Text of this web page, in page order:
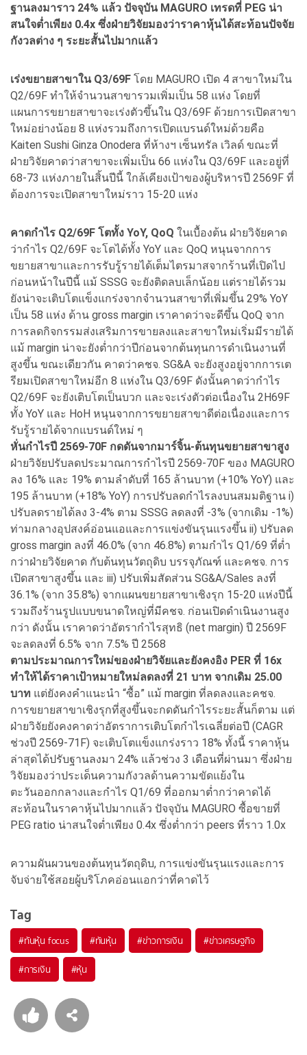
ฐานลงมาราว 24% แล้ว ปัจจุบัน MAGURO เทรดที่ PEG น่า
สนใจต่ำเพียง 0.4x ซึ่งฝ่ายวิจัยมองว่าราคาหุ้นได้สะท้อนปัจจัย
กังวลต่าง ๆ ระยะสั้นไปมากแล้ว
เร่งขยายสาขาใน Q3/69F โดย MAGURO เปิด 4 สาขาใหม่ใน
Q2/69F ทำให้จำนวนสาขารวมเพิ่มเป็น 58 แห่ง โดยที่
แผนการขยายสาขาจะเร่งตัวขึ้นใน Q3/69F ด้วยการเปิดสาขา
ใหม่อย่างน้อย 8 แห่งรวมถึงการเปิดแบรนด์ใหม่ด้วยคือ
Kaiten Sushi Ginza Onodera ที่ห้างฯ เซ็นทรัล เวิลด์ ขณะที่
ฝ่ายวิจัยคาดว่าสาขาจะเพิ่มเป็น 66 แห่งใน Q3/69F และอยู่ที่
68-73 แห่งภายในสิ้นปีนี้ ใกล้เคียงเป้าของผู้บริหารปี 2569F ที่
ต้องการจะเปิดสาขาใหม่ราว 15-20 แห่ง
คาดกำไร Q2/69F โตทั้ง YoY, QoQ ในเบื้องต้น ฝ่ายวิจัยคาด
ว่ากำไร Q2/69F จะโตได้ทั้ง YoY และ QoQ หนุนจากการ
ขยายสาขาและการรับรู้รายได้เต็มไตรมาสจากร้านที่เปิดไป
ก่อนหน้าในปีนี้ แม้ SSSG จะยังติดลบเล็กน้อย แต่รายได้รวม
ยังน่าจะเติบโตแข็งแกร่งจากจำนวนสาขาที่เพิ่มขึ้น 29% YoY
เป็น 58 แห่ง ด้าน gross margin เราคาดว่าจะดีขึ้น QoQ จาก
การลดกิจกรรมส่งเสริมการขายลงและสาขาใหม่เริ่มมีรายได้
แม้ margin น่าจะยังต่ำกว่าปีก่อนจากต้นทุนการดำเนินงานที่
สูงขึ้น ขณะเดียวกัน คาดว่าคชจ. SG&A จะยังสูงอยู่จากการเต
รียมเปิดสาขาใหม่อีก 8 แห่งใน Q3/69F ดังนั้นคาดว่ากำไร
Q2/69F จะยังเติบโตเป็นบวก และจะเร่งตัวต่อเนื่องใน 2H69F
ทั้ง YoY และ HoH หนุนจากการขยายสาขาดีต่อเนื่องและการ
รับรู้รายได้จากแบรนด์ใหม่ ๆ
หั่นกำไรปี 2569-70F กดดันจากมาร์จิ้น-ต้นทุนขยายสาขาสูง
ฝ่ายวิจัยปรับลดประมาณการกำไรปี 2569-70F ของ MAGURO
ลง 16% และ 19% ตามลำดับที่ 165 ล้านบาท (+10% YoY) และ
195 ล้านบาท (+18% YoY) การปรับลดกำไรลงบนสมมติฐาน i)
ปรับลดรายได้ลง 3-4% ตาม SSSG ลดลงที่ -3% (จากเดิม -1%)
ท่ามกลางอุปสงค์อ่อนแอและการแข่งขันรุนแรงขึ้น ii) ปรับลด
gross margin ลงที่ 46.0% (จาก 46.8%) ตามกำไร Q1/69 ที่ต่ำ
กว่าฝ่ายวิจัยคาด กับต้นทุนวัตถุดิบ บรรจุภัณฑ์ และคชจ. การ
เปิดสาขาสูงขึ้น และ iii) ปรับเพิ่มสัดส่วน SG&A/Sales ลงที่
36.1% (จาก 35.8%) จากแผนขยายสาขาเชิงรุก 15-20 แห่งปีนี้
รวมถึงร้านรูปแบบขนาดใหญ่ที่มีคชจ. ก่อนเปิดดำเนินงานสูง
กว่า ดังนั้น เราคาดว่าอัตรากำไรสุทธิ (net margin) ปี 2569F
จะลดลงที่ 6.5% จาก 7.5% ปี 2568
ตามประมาณการใหม่ของฝ่ายวิจัยและยังคงอิง PER ที่ 16x
ทำให้ได้ราคาเป้าหมายใหม่ลดลงที่ 21 บาท จากเดิม 25.00
บาท แต่ยังคงคำแนะนำ “ซื้อ” แม้ margin ที่ลดลงและคชจ.
การขยายสาขาเชิงรุกที่สูงขึ้นจะกดดันกำไรระยะสั้นก็ตาม แต่
ฝ่ายวิจัยยังคงคาดว่าอัตราการเติบโตกำไรเฉลี่ยต่อปี (CAGR
ช่วงปี 2569-71F) จะเติบโตแข็งแกร่งราว 18% ทั้งนี้ ราคาหุ้น
ล่าสุดได้ปรับฐานลงมา 24% แล้วช่วง 3 เดือนที่ผ่านมา ซึ่งฝ่าย
วิจัยมองว่าประเด็นความกังวลด้านความขัดแย้งใน
ตะวันออกกลางและกำไร Q1/69 ที่ออกมาต่ำกว่าคาดได้
สะท้อนในราคาหุ้นไปมากแล้ว ปัจจุบัน MAGURO ซื้อขายที่
PEG ratio น่าสนใจต่ำเพียง 0.4x ซึ่งต่ำกว่า peers ที่ราว 1.0x
ความผันผวนของต้นทุนวัตถุดิบ, การแข่งขันรุนแรงและการ
จับจ่ายใช้สอยผู้บริโภคอ่อนแอกว่าที่คาดไว้
Tag
#ทันหุ้น focus #ทันหุ้น #ข่าวการเงิน #ข่าวเศรษฐกิจ
#การเงิน #หุ้น